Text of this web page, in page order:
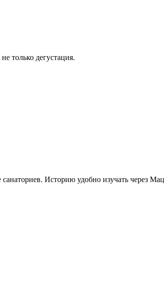
только дегустация.
Историю удобно изучать через